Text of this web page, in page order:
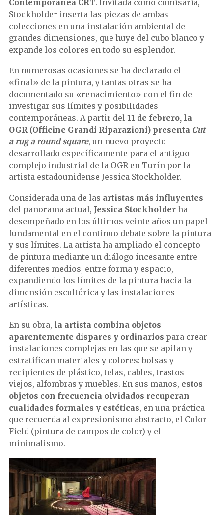
Contemporanea CRT. Invitada como comisaria,
Stockholder inserta las piezas de ambas
colecciones en una instalación ambiental de
grandes dimensiones, que huye del cubo blanco y
expande los colores en todo su esplendor.
En numerosas ocasiones se ha declarado el
«final» de la pintura, y tantas otras se ha
documentado su «renacimiento» con el fin de
investigar sus límites y posibilidades
contemporáneas. A partir del 11 de febrero, la
OGR (Officine Grandi Riparazioni) presenta Cut
a rug a round square, un nuevo proyecto
desarrollado específicamente para el antiguo
complejo industrial de la OGR en Turín por la
artista estadounidense Jessica Stockholder.
Considerada una de las artistas más influyentes
del panorama actual, Jessica Stockholder ha
desempeñado en los últimos veinte años un papel
fundamental en el continuo debate sobre la pintura
y sus límites. La artista ha ampliado el concepto
de pintura mediante un diálogo incesante entre
diferentes medios, entre forma y espacio,
expandiendo los límites de la pintura hacia la
dimensión escultórica y las instalaciones
artísticas.
En su obra, la artista combina objetos
aparentemente dispares y ordinarios para crear
instalaciones complejas en las que se apilan y
estratifican materiales y colores: bolsas y
recipientes de plástico, telas, cables, trastos
viejos, alfombras y muebles. En sus manos, estos
objetos con frecuencia olvidados recuperan
cualidades formales y estéticas, en una práctica
que recuerda al expresionismo abstracto, el Color
Field (pintura de campos de color) y el
minimalismo.